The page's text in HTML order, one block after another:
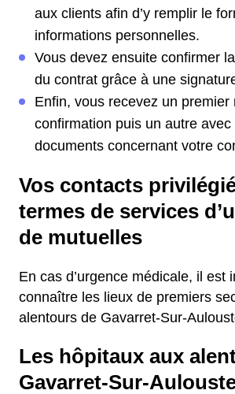
aux clients afin d’y remplir le
informations personnelles.
Vous devez ensuite confirmer
du contrat grâce à une
Enfin, vous recevez un premier
confirmation puis un autre avec
documents concernant votre
Vos contacts
termes de services
de mutuelles
En cas d’urgence médicale, il est
connaître les lieux de premiers
alentours de Gavarret-Sur-
Les hôpitaux aux
Gavarret-Sur-